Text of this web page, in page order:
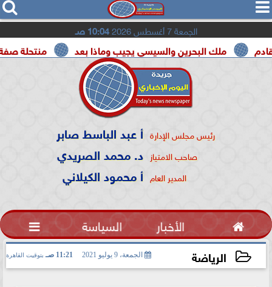
  
الجمعة 7 أغسطس 2026 10:04 صـ
منتحلة صفة صحفية ملك البحرين والسيسي يجيب وماذا بعد
رئيس مجلس الإدارة أ عبد الباسط صابر
صاحب الامتياز د. محمد الصريدي
المدير العام أ محمود الكيلاني
 الأخبار السياسة 
الرياضة الجمعة، 9 يوليو 2021 11:21 صـ بتوقيت القاهرة